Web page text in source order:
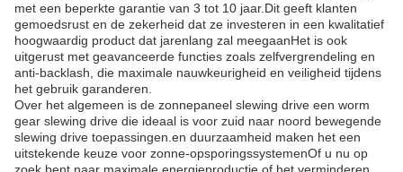
met een beperkte garantie van 3 tot 10 jaar.Dit geeft klanten
gemoedsrust en de zekerheid dat ze investeren in een kwalitatief
hoogwaardig product dat jarenlang zal meegaanHet is ook
uitgerust met geavanceerde functies zoals zelfvergrendeling en
anti-backlash, die maximale nauwkeurigheid en veiligheid tijdens
het gebruik garanderen.
Over het algemeen is de zonnepaneel slewing drive een worm
gear slewing drive die ideaal is voor zuid naar noord bewegende
slewing drive toepassingen.en duurzaamheid maken het een
uitstekende keuze voor zonne-opsporingssystemenOf u nu op